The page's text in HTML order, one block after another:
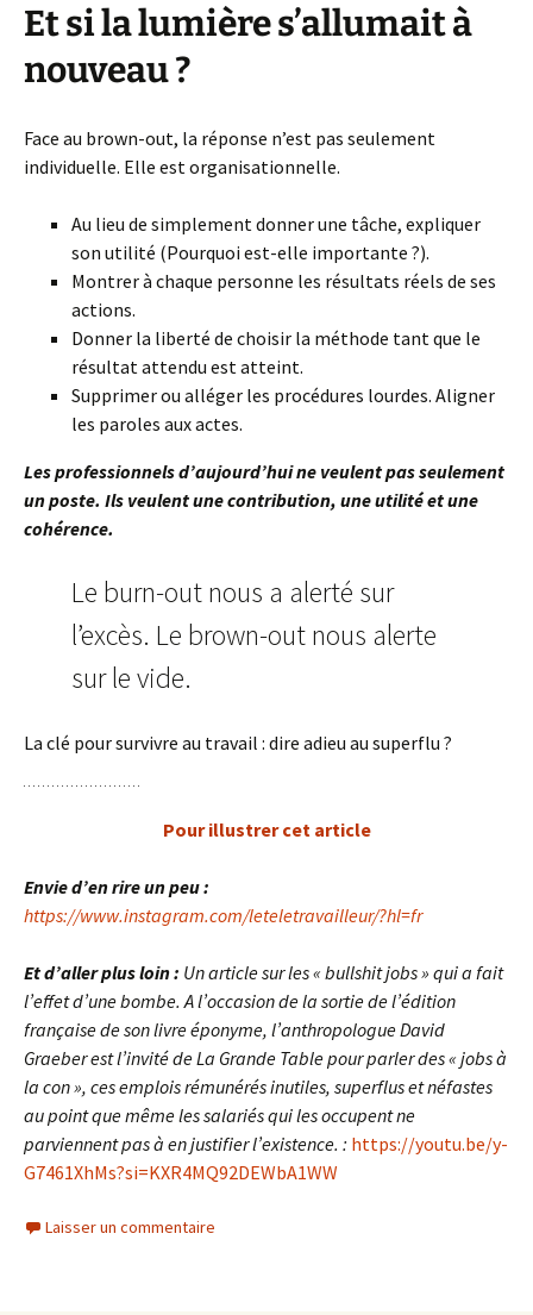
Et si la lumière s’allumait à
nouveau ?
Face au brown-out, la réponse n’est pas seulement
individuelle. Elle est organisationnelle.
Au lieu de simplement donner une tâche, expliquer
son utilité (Pourquoi est-elle importante ?).
Montrer à chaque personne les résultats réels de ses
actions.
Donner la liberté de choisir la méthode tant que le
résultat attendu est atteint.
Supprimer ou alléger les procédures lourdes. Aligner
les paroles aux actes.
Les professionnels d’aujourd’hui ne veulent pas seulement
un poste. Ils veulent une contribution, une utilité et une
cohérence.
Le burn-out nous a alerté sur
l’excès. Le brown-out nous alerte
sur le vide.
La clé pour survivre au travail : dire adieu au superflu ?
Pour illustrer cet article
Envie d’en rire un peu :
https://www.instagram.com/leteletravailleur/?hl=fr
Et d’aller plus loin : Un article sur les « bullshit jobs » qui a fait
l’effet d’une bombe. A l’occasion de la sortie de l’édition
française de son livre éponyme, l’anthropologue David
Graeber est l’invité de La Grande Table pour parler des « jobs à
la con », ces emplois rémunérés inutiles, superflus et néfastes
au point que même les salariés qui les occupent ne
parviennent pas à en justifier l’existence. : https://youtu.be/y-
G7461XhMs?si=KXR4MQ92DEWbA1WW
Laisser un commentaire